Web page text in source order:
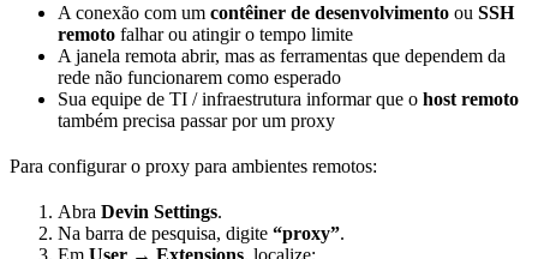
A conexão com um contêiner de desenvolvimento ou SSH
remoto falhar ou atingir o tempo limite
A janela remota abrir, mas as ferramentas que dependem da
rede não funcionarem como esperado
Sua equipe de TI / infraestrutura informar que o host remoto
também precisa passar por um proxy
Para configurar o proxy para ambientes remotos:
Abra Devin Settings.
Na barra de pesquisa, digite “proxy”.
Em User → Extensions, localize: